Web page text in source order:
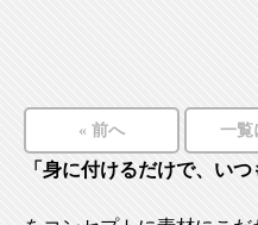
« 前へ 一覧
「身に付けるだけで、い